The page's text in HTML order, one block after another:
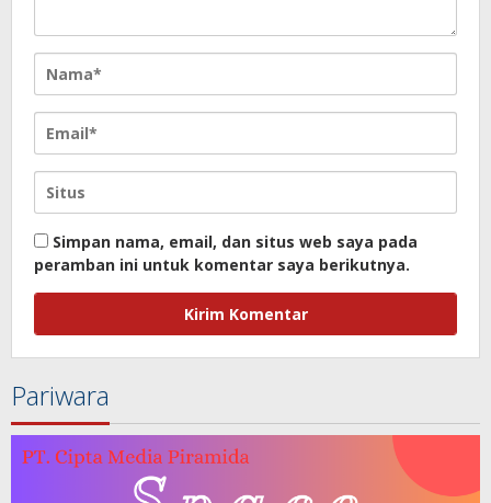
Simpan nama, email, dan situs web saya pada
peramban ini untuk komentar saya berikutnya.
Pariwara